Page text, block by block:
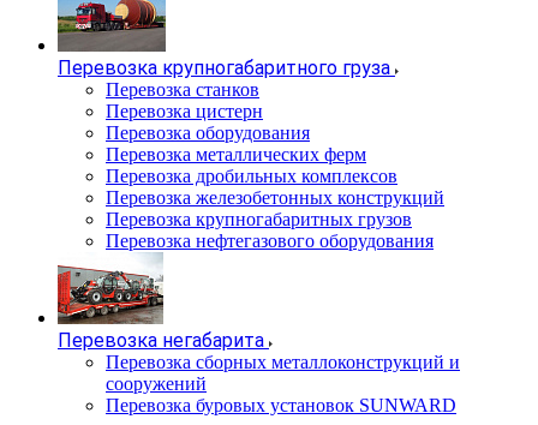
Перевозка крупногабаритного груза
Перевозка станков
Перевозка цистерн
Перевозка оборудования
Перевозка металлических ферм
Перевозка дробильных комплексов
Перевозка железобетонных конструкций
Перевозка крупногабаритных грузов
Перевозка нефтегазового оборудования
Перевозка негабарита
Перевозка сборных металлоконструкций и
сооружений
Перевозка буровых установок SUNWARD